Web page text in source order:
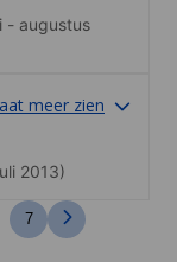
!
- augustus
meer zien
2013)
7